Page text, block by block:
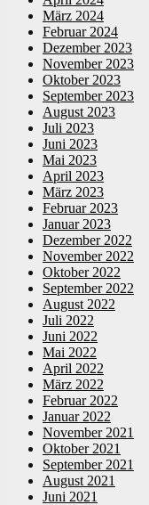
März 2024
Februar 2024
Dezember 2023
November 2023
Oktober 2023
September 2023
August 2023
Juli 2023
Juni 2023
Mai 2023
April 2023
März 2023
Februar 2023
Januar 2023
Dezember 2022
November 2022
Oktober 2022
September 2022
August 2022
Juli 2022
Juni 2022
Mai 2022
April 2022
März 2022
Februar 2022
Januar 2022
November 2021
Oktober 2021
September 2021
August 2021
Juni 2021